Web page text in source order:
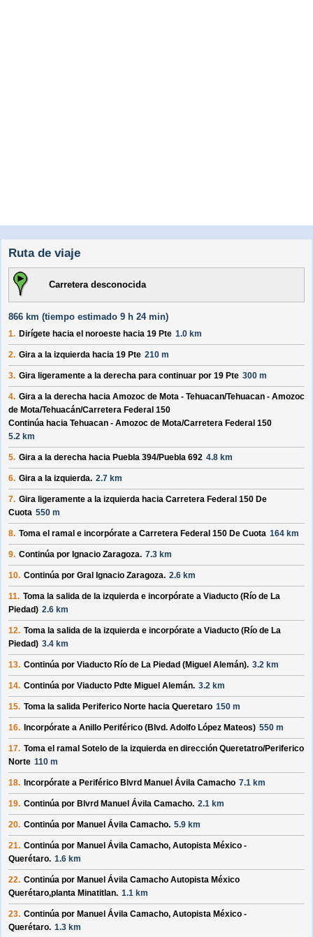
Ruta de viaje
Carretera desconocida
866 km (tiempo estimado 9 h 24 min)
1. Dirígete hacia el noroeste hacia 19 Pte 1.0 km
2. Gira a la izquierda hacia 19 Pte 210 m
3. Gira ligeramente a la derecha para continuar por 19 Pte 300 m
4. Gira a la derecha hacia Amozoc de Mota - Tehuacan/Tehuacan - Amozoc
de Mota/Tehuacán/Carretera Federal 150
Continúa hacia Tehuacan - Amozoc de Mota/Carretera Federal 150
5.2 km
5. Gira a la derecha hacia Puebla 394/Puebla 692 4.8 km
6. Gira a la izquierda. 2.7 km
7. Gira ligeramente a la izquierda hacia Carretera Federal 150 De
Cuota 550 m
8. Toma el ramal e incorpórate a Carretera Federal 150 De Cuota 164 km
9. Continúa por Ignacio Zaragoza. 7.3 km
10. Continúa por Gral Ignacio Zaragoza. 2.6 km
11. Toma la salida de la izquierda e incorpórate a Viaducto (Río de La
Piedad) 2.6 km
12. Toma la salida de la izquierda e incorpórate a Viaducto (Río de La
Piedad) 3.4 km
13. Continúa por Viaducto Río de La Piedad (Miguel Alemán). 3.2 km
14. Continúa por Viaducto Pdte Miguel Alemán. 3.2 km
15. Toma la salida Periferico Norte hacia Queretaro 150 m
16. Incorpórate a Anillo Periférico (Blvd. Adolfo López Mateos) 550 m
17. Toma el ramal Sotelo de la izquierda en dirección Queretatro/Periferico
Norte 110 m
18. Incorpórate a Periférico Blvrd Manuel Ávila Camacho 7.1 km
19. Continúa por Blvrd Manuel Ávila Camacho. 2.1 km
20. Continúa por Manuel Ávila Camacho. 5.9 km
21. Continúa por Manuel Ávila Camacho, Autopista México -
Querétaro. 1.6 km
22. Continúa por Manuel Ávila Camacho Autopista México
Querétaro,planta Minatitlan. 1.1 km
23. Continúa por Manuel Ávila Camacho, Autopista México -
Querétaro. 1.3 km